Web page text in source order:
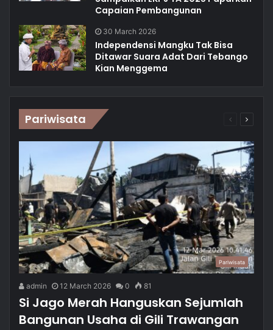
Capaian Pembangunan
30 March 2026
Independensi Mangku Tak Bisa
Ditawar Suara Adat Dari Tebango
Kian Menggema
Pariwisata
Previous
Pariwisata
admin 12 March 2026 0 81
Si Jago Merah Hanguskan Sejumlah
Bangunan Usaha di Gili Trawangan